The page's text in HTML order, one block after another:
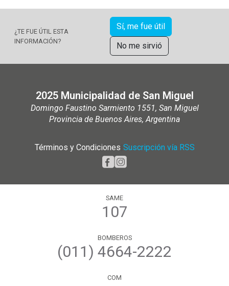
¿TE FUE ÚTIL ESTA
INFORMACIÓN?
Sí, me fue útil
No me sirvió
2025 Municipalidad de San Miguel
Domingo Faustino Sarmiento 1551, San Miguel
Provincia de Buenos Aires, Argentina
Términos y Condiciones Suscripción vía RSS
SAME
107
BOMBEROS
(011) 4664-2222
COM